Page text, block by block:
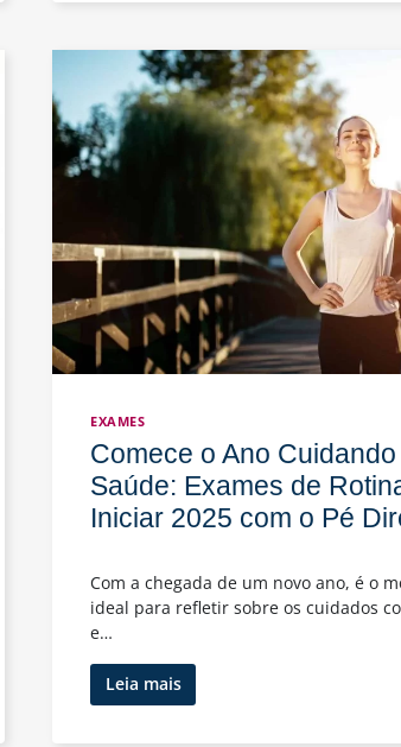
de
Colesterol
para
Prevenir
Cardiovasculares
EXAMES
Comece o Ano
Saúde: Exames de
Iniciar 2025 com o Pé
Com a chegada de um novo ano, é o
ideal para refletir sobre os cuidados
e…
Leia maisComece
o